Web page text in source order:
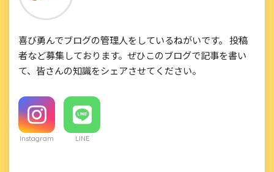
喜び勇んでブログの管理人をしているねがいです。 投稿
者など募集しております。ぜひこのブログで記事を書い
て、皆さんの知識をシェアさせてください。
Instagram LINE